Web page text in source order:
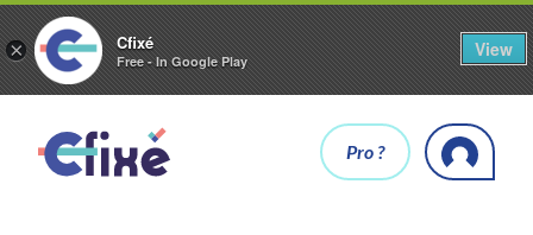
× Cfixé
Free - In Google Play
View
Pro ?